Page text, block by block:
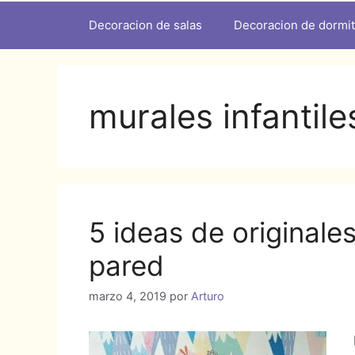
Decoracion de salas Decoracion de
murales
5 ideas de
pared
marzo 4, 2019 por Arturo